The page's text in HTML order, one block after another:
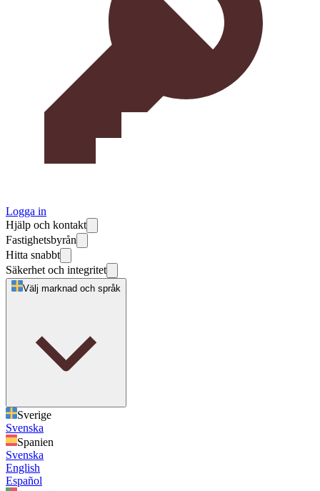
Logga in
Hjälp och kontakt
Fastighetsbyrån
Hitta snabbt
Säkerhet och integritet
Välj marknad och språk
Sverige
Svenska
Spanien
Svenska
English
Español